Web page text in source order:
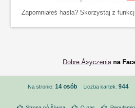
Zapomniałeś hasła? Skorzystaj z funkcji
Dobre Å»yczeniana
Na stronie: 14 osób Liczba kartek: 944